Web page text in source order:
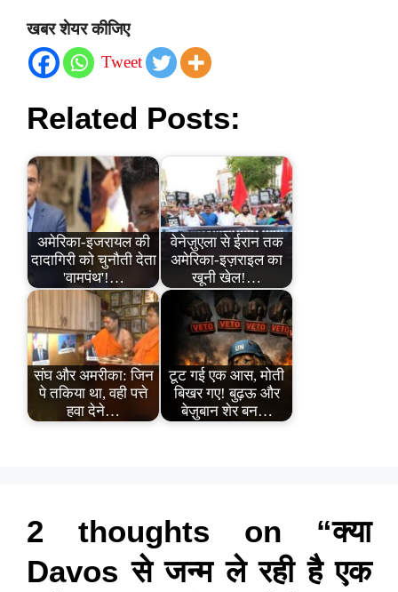
खबर शेयर कीजिए
Tweet
Related Posts:
अमेरिका-इजरायल की
दादागिरी को चुनौती देता
'वामपंथ'!…
वेनेज़ुएला से ईरान तक
अमेरिका-इज़राइल का
खूनी खेल!…
संघ और अमरीका: जिन
पे तकिया था, वही पत्ते
हवा देने…
टूट गई एक आस, मोती
बिखर गए! बुढ़ऊ और
बेज़ुबान शेर बन…
2 thoughts on “क्या
Davos से जन्म ले रही है एक